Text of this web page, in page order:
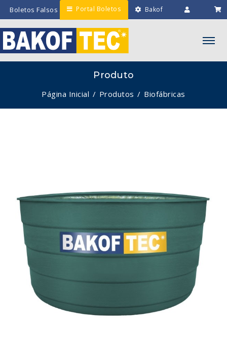
Boletos Falsos Portal Boletos Bakof
Engenharia
Produto
Página Inicial Produtos Biofábricas